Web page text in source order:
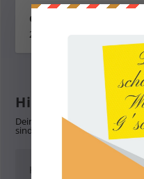
Gastronomietreffen
26. März 2025
Hinterlasse eine
Deine E-Mail-Adresse wird
sind mit markiert